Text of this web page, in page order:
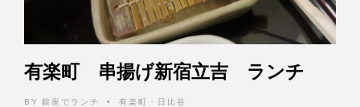
有楽町 串揚げ新宿立吉 ランチ
BY 銀座でランチ • 有楽町・日比谷